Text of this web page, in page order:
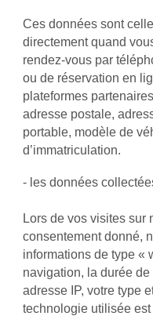
Ces données sont
directement quand
rendez-vous par
ou de réservation en
plateformes
adresse postale,
portable, modèle de
d’immatriculation.
- les données
Lors de vos visites sur
consentement donné,
informations de type «
navigation, la durée
adresse IP, votre type
technologie utilisée